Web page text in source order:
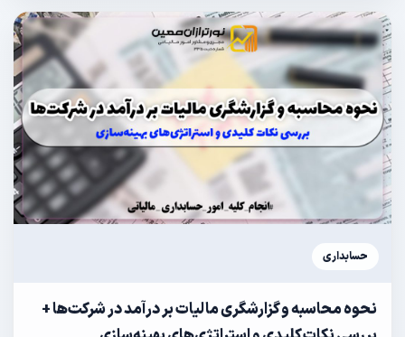
حسابداری
نحوه محاسبه و گزارشگری مالیات بر درآمد در شرکت‌ها +